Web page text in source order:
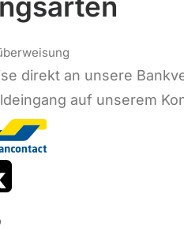
direkt an unsere
auf unserem